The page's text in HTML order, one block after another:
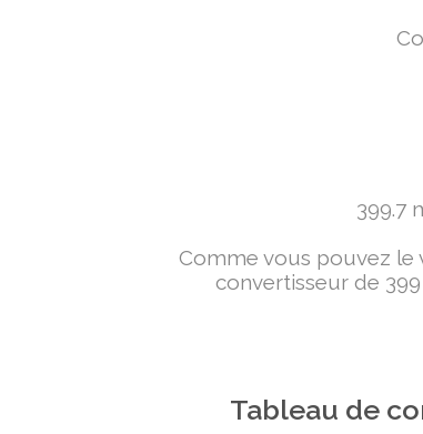
399.7
Comme vous pouvez le
convertisseur de
Tableau de